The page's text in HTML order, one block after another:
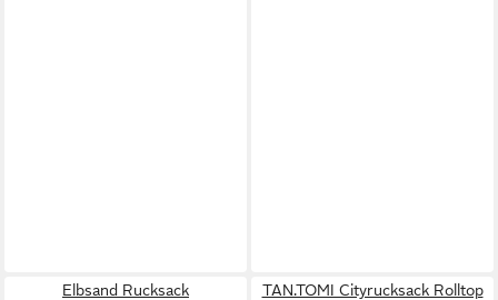
Elbsand Rucksack
TAN.TOMI Cityrucksack Rolltop